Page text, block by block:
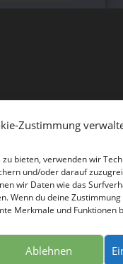
Zustimmung
bieten, verwenden wir
und/oder darauf
wir Daten wie das
Wenn du deine
Merkmale und Funktionen
Ablehnen